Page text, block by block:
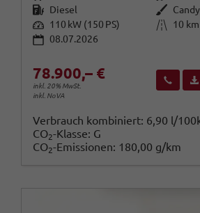
Kraftstoff Diesel Außenfarbe
Leistung 110 kW (150 PS) Kilometerstand
10 km
08.07.2026
78.900,– €
inkl. 20% MwSt.
inkl. NoVA
Wir
Verbrauch kombiniert: 6,90 l/
CO2-Klasse: G
CO2-Emissionen: 180,00 g/km